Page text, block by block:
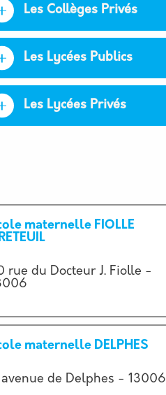
Les Collèges Privés
Les Lycées Publics
Les Lycées Privés
maternelle FIOLLE
rue du Docteur J. Fiolle -
maternelle DELPHES
de Delphes - 13006